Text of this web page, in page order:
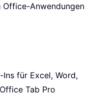
Office-Anwendungen
für Excel, Word,
Tab Pro